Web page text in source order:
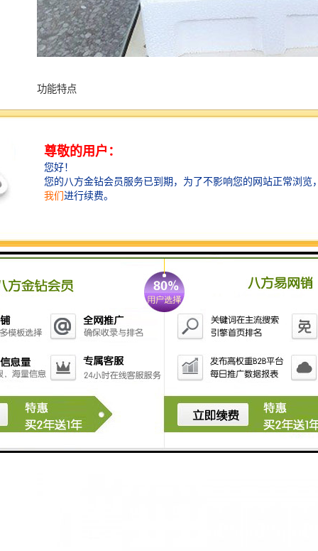
功能特点
1）分瓶留样功能：仪器可实现 1～12 瓶分瓶留样，瓶数
2）采样功能：可实现定时采样、时间等比、流量等比、
外控采样、 串口控制等多种采样方式。
3）留样记录功能：可记录每次采样的留样瓶号、留样时
记录。
4）对外接口：流量计模拟接口，RS485 接口。
5）断电保护功能：仪器在运行状态下断电并重新通电
后，仪器能自动恢复原 运行状态，断电后仪器参数不丢
失。
存水，以保证采样管 路不产生沉积堵塞。
留样后停止留样。
8）水样冷藏功能：采用制冷装置，可使留存的水样保存
在 0℃～4℃环 境